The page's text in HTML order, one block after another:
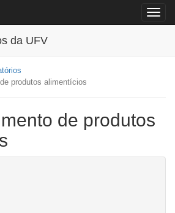
Menu
da UFV
produtos alimentícios
de produtos